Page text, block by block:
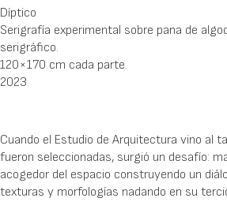
Díptico
Serigrafía experimental sobre pana de
serigráfico.
120×170 cm cada parte.
2023
Cuando el Estudio de Arquitectura vino al
fueron seleccionadas, surgió un desafío:
acogedor del espacio construyendo un
texturas y morfologías nadando en su